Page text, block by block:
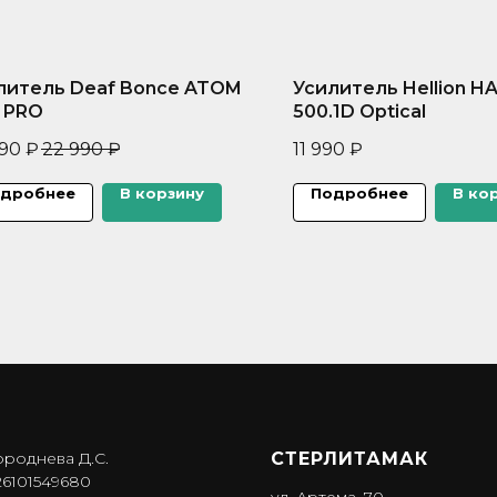
Deaf Bonce ATOM
₽ 22 990 ₽
В корзину
Усилитель Hellion
500.1D Optical
11 990 ₽
Подробнее В
Д.С.
СТЕРЛИТАМАК